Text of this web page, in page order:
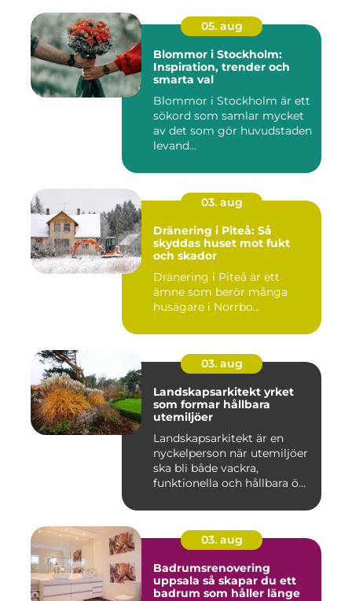
05. aug
Blommor i Stockholm:
Inspiration, trender och
smarta val
Blommor i Stockholm är ett
sökord som samlar mycket
av det som gör huvudstaden
levand...
03. aug
Dränering i Piteå: Så
skyddas huset mot fukt
och skador
Dränering i Piteå är ett
ämne som berör många
husägare i Norrbo...
03. aug
Landskapsarkitekt yrket
som formar hållbara
utemiljöer
Landskapsarkitekt är en
nyckelperson när utemiljöer
ska bli både vackra,
funktionella och hållbara ö...
03. aug
Badrumsrenovering
uppsala så skapar du ett
badrum som håller länge